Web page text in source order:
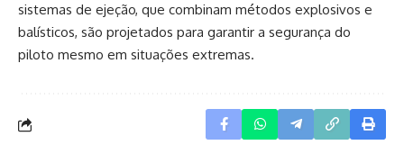
sistemas de ejeção, que combinam métodos explosivos e
balísticos, são projetados para garantir a segurança do
piloto mesmo em situações extremas.